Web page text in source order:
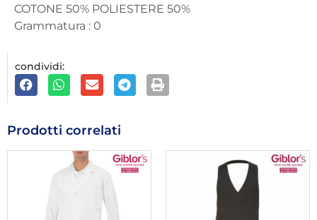
COTONE 50% POLIESTERE 50%
Grammatura : 0
condividi:
Prodotti correlati